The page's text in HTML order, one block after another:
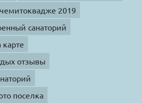
чемитоквадже 2019
санаторий
отзывы
поселка